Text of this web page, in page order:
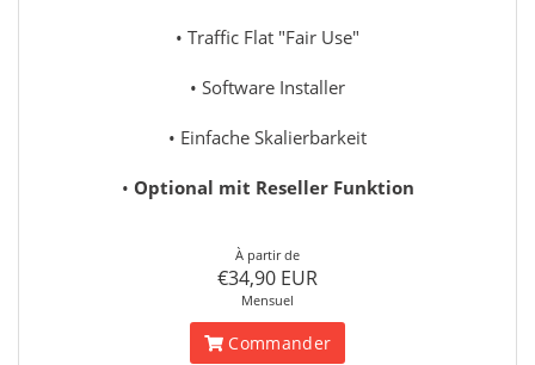
• Traffic Flat "Fair Use"
• Software Installer
• Einfache Skalierbarkeit
• Optional mit Reseller Funktion
À partir de
€34,90 EUR
Mensuel
Commander